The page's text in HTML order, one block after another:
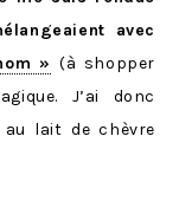
avec
» (à shopper
J’ai donc
lait de chèvre